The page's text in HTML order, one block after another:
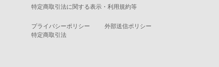
特定商取引法に関する表示・利用規約等
プライバシーポリシー
外部送信ポリシー
特定商取引法